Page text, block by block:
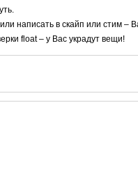
написать в скайп или стим –
float – у Вас украдут вещи!